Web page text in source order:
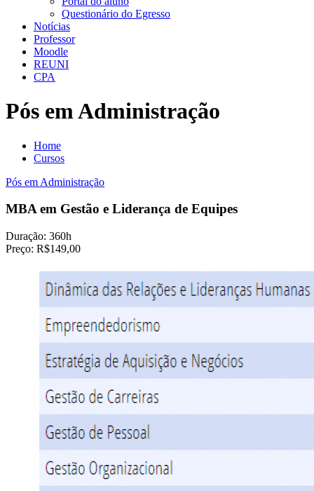
Questionário do Egresso
Notícias
Professor
Moodle
REUNI
CPA
Pós em Administração
Home
Cursos
Pós em Administração
MBA em Gestão e Liderança de Equipes
Duração: 360h
Preço: R$149,00